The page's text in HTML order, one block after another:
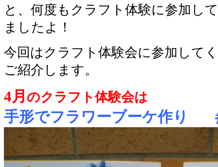
と、何度もクラフト体験に参加し
ましたよ！
今回はクラフト体験会に参加して
ご紹介します。
4月 のクラフト体験会は
手形でフラワーブーケ作り